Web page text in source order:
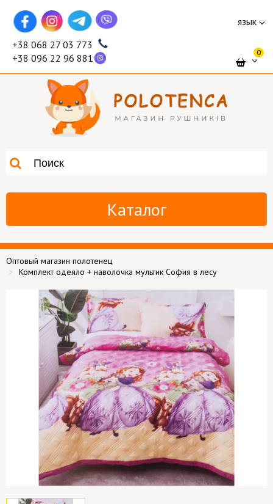
язык
+38 068 27 03 773
+38 096 22 96 881
0
Каталог
Оптовый магазин полотенец
Комплект одеяло + наволочка мультик София в лесу